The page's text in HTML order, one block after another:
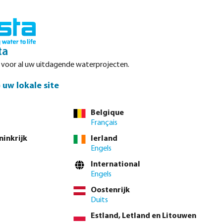
zijn vaak
assortiment
Celsius.
voor al uw uitdagende waterprojecten.
uw lokale site
Belgique
Français
Ierland
Engels
International
Engels
Oostenrijk
Duits
Estland, Letland en Litouwen